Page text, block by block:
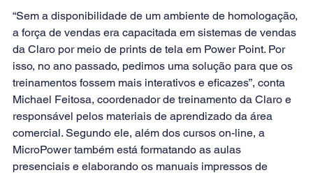
“Sem a disponibilidade de um ambiente de homologação,
a força de vendas era capacitada em sistemas de vendas
da Claro por meio de prints de tela em Power Point. Por
isso, no ano passado, pedimos uma solução para que os
treinamentos fossem mais interativos e eficazes”, conta
Michael Feitosa, coordenador de treinamento da Claro e
responsável pelos materiais de aprendizado da área
comercial. Segundo ele, além dos cursos on-line, a
MicroPower também está formatando as aulas
presenciais e elaborando os manuais impressos de